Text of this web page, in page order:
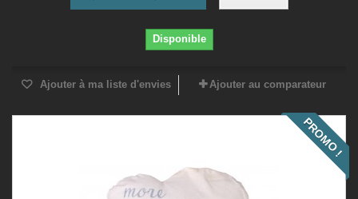
Disponible
Ajouter à ma liste d'envies Ajouter au comparateur
PROMO !